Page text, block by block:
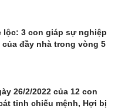
lộc: 3 con giáp sự nghiệp
đầy nhà trong vòng 5
26/2/2022 của 12 con
tinh chiếu mệnh, Hợi bị